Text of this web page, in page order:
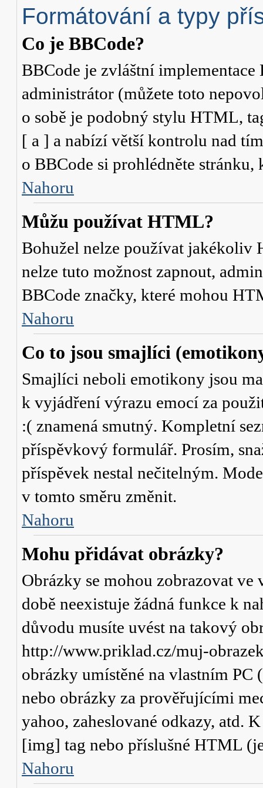
Formátování a typy
Co je BBCode?
BBCode je zvláštní
administrátor (můžete toto
o sobě je podobný stylu HTML,
[ a ] a nabízí větší kontrolu nad
o BBCode si prohlédněte
Nahoru
Můžu používat HTML?
Bohužel nelze používat jakékoliv
nelze tuto možnost zapnout,
BBCode značky, které mohou
Nahoru
Co to jsou smajlíci
Smajlíci neboli emotikony jsou
k vyjádření výrazu emocí za
:( znamená smutný. Kompletní
příspěvkový formulář. Prosím,
příspěvek nestal nečitelným.
v tomto směru změnit.
Nahoru
Mohu přidávat obrázky?
Obrázky se mohou zobrazovat
době neexistuje žádná funkce k
důvodu musíte uvést na takový
http://www.priklad.cz/muj-
obrázky umístěné na vlastním PC
nebo obrázky za prověřujícími
yahoo, zaheslované odkazy, atd.
[img] tag nebo příslušné HTML
Nahoru